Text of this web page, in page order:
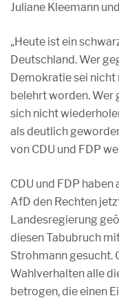
Juliane Kleemann
„Heute ist ein
Deutschland. Wer
Demokratie sei nicht
belehrt worden. Wer
sich nicht
als deutlich
von CDU und FDP
CDU und FDP
AfD den Rechten
Landesregierung
diesen Tabubruch
Strohmann gesucht.
Wahlverhalten alle
betrogen, die einen